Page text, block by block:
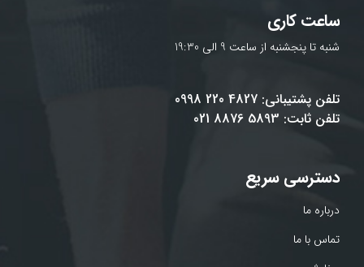
ساعت کاری
شنبه تا پنجشنبه از ساعت 9 الی 19:30
تلفن پشتیبانی: 4827 220 0998
تلفن ثابت: 5893 8876 021
دسترسی سریع
درباره ما
تماس با ما